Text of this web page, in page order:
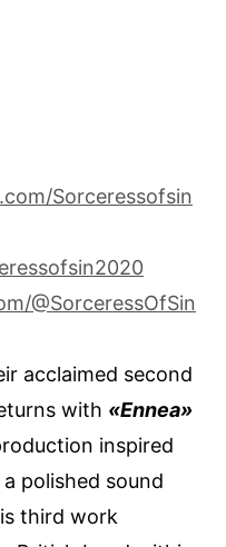
Sorceressofsin
@SorceressOfSin
acclaimed second
with «Ennea»
inspired
polished sound
third work